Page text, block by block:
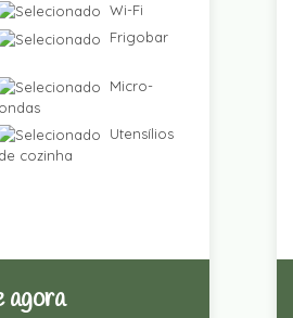
Wi-Fi
Frigobar
Micro-
ondas
Utensílios
de cozinha
agora